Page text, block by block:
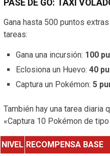
PASE DE GO: TAXI
Gana hasta 500 puntos
tareas:
Gana una incursión: 100
Eclosiona un Huevo: 40
Captura un Pokémon: 5
También hay una tarea diaria
«Captura 10 Pokémon de
NIVEL RECOMPENSA BASE